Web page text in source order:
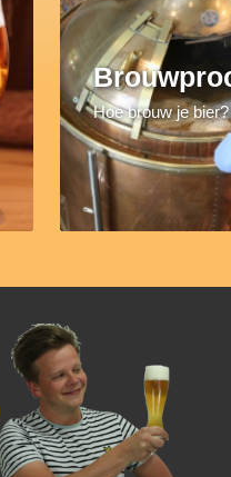
Hoe brouw je bier?